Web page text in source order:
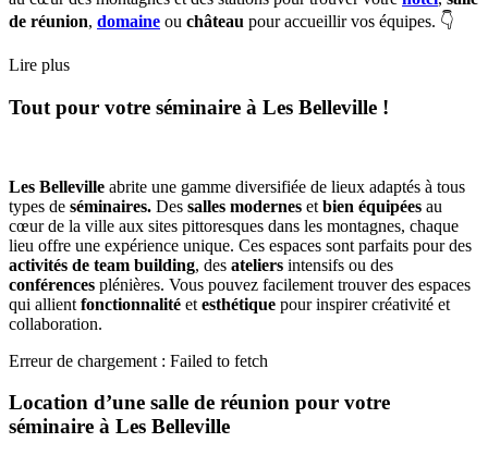
de réunion, domaine ou château pour accueillir vos équipes. 👇
Lire plus
Tout pour votre séminaire à Les Belleville !
Les Belleville abrite une gamme diversifiée de lieux adaptés à tous
types de séminaires. Des salles modernes et bien équipées au
cœur de la ville aux sites pittoresques dans les montagnes, chaque
lieu offre une expérience unique. Ces espaces sont parfaits pour des
activités de team building, des ateliers intensifs ou des
conférences plénières. Vous pouvez facilement trouver des espaces
qui allient fonctionnalité et esthétique pour inspirer créativité et
collaboration.
Erreur de chargement : Failed to fetch
Location d’une salle de réunion pour votre
séminaire à Les Belleville